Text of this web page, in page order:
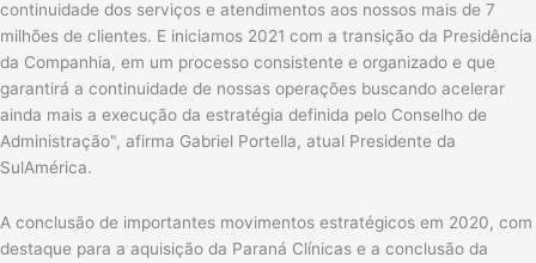
continuidade dos serviços e atendimentos aos nossos mais de 7
milhões de clientes. E iniciamos 2021 com a transição da Presidência
da Companhia, em um processo consistente e organizado e que
garantirá a continuidade de nossas operações buscando acelerar
ainda mais a execução da estratégia definida pelo Conselho de
Administração", afirma Gabriel Portella, atual Presidente da
SulAmérica.
A conclusão de importantes movimentos estratégicos em 2020, com
destaque para a aquisição da Paraná Clínicas e a conclusão da